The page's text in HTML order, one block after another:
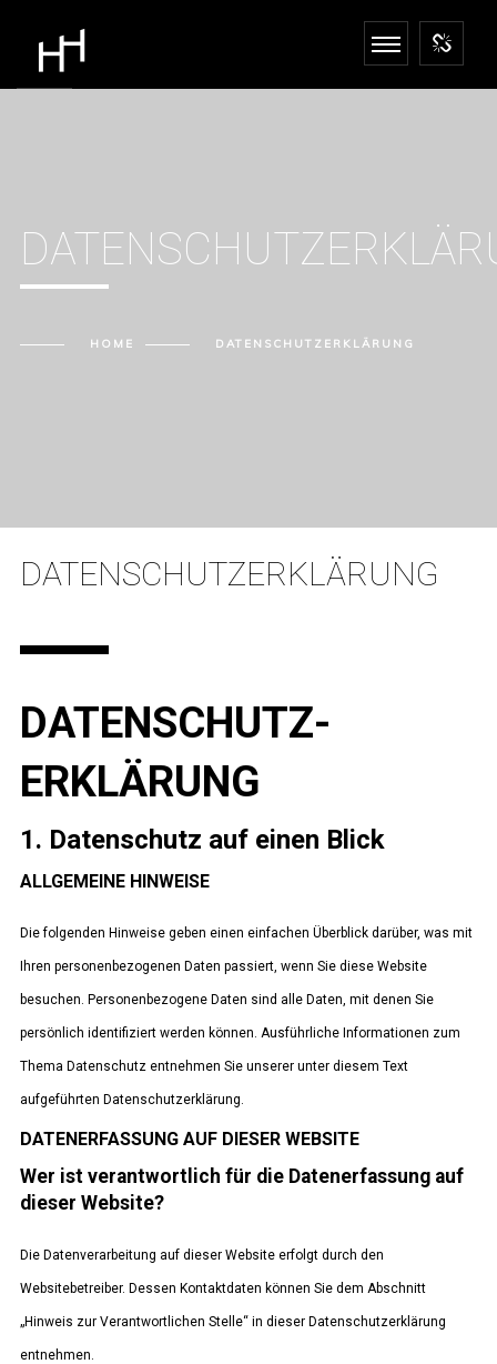
HOME DATENSCHUTZERKLÄRUNG
DATENSCHUTZERKLÄRUNG
DATENSCHUTZ­
ERKLÄRUNG
1. Datenschutz auf einen Blick
ALLGEMEINE HINWEISE
Die folgenden Hinweise geben einen einfachen Überblick darüber, was mit
Ihren personenbezogenen Daten passiert, wenn Sie diese Website
besuchen. Personenbezogene Daten sind alle Daten, mit denen Sie
persönlich identifiziert werden können. Ausführliche Informationen zum
Thema Datenschutz entnehmen Sie unserer unter diesem Text
aufgeführten Datenschutzerklärung.
DATENERFASSUNG AUF DIESER WEBSITE
Wer ist verantwortlich für die Datenerfassung auf
dieser Website?
Die Datenverarbeitung auf dieser Website erfolgt durch den
Websitebetreiber. Dessen Kontaktdaten können Sie dem Abschnitt
„Hinweis zur Verantwortlichen Stelle“ in dieser Datenschutzerklärung
entnehmen.